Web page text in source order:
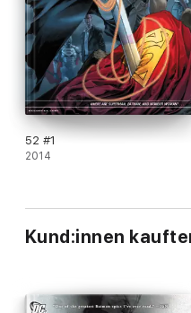
52 #1
2014
Kund:innen